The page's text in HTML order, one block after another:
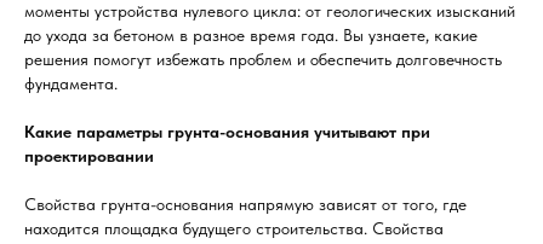
моменты устройства нулевого цикла: от геологических изысканий
до ухода за бетоном в разное время года. Вы узнаете, какие
решения помогут избежать проблем и обеспечить долговечность
фундамента.
Какие параметры грунта-основания учитывают при
проектировании
Свойства грунта-основания напрямую зависят от того, где
находится площадка будущего строительства. Свойства